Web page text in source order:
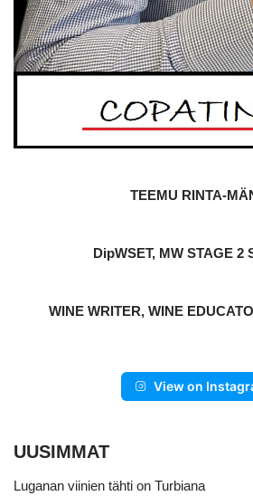
TEEMU RINTA-
DipWSET, MW STAGE 2
WINE WRITER, WINE
View on
UUSIMMAT
Luganan viinien tähti on Turbiana